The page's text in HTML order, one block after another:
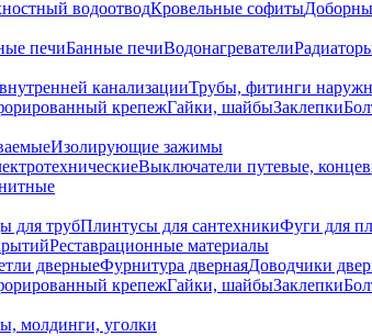
водоотводКровельные софиты
печиБанные печиВодонагреватели
канализацииТрубы, фитинги
крепежГайки, шайбыЗаклепки
Изолирующие зажимы
Выключатели путевые,
для трубПлинтусы для сантехникиФуги для
Реставрационные материалы
дверныеФурнитура двернаяДоводчики
крепежГайки, шайбыЗаклепки
молдинги, уголки